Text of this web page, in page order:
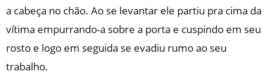
a cabeça no chão. Ao se levantar ele partiu pra cima da
vítima empurrando-a sobre a porta e cuspindo em seu
rosto e logo em seguida se evadiu rumo ao seu
trabalho.